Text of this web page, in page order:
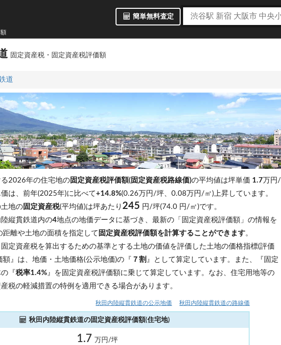
簡単無料査定
固定資産税・固定資産税評価額
道
2026年の住宅地の 固定資産税評価額(固定資産税路線価)の平均値は坪単価 1.7 万円/
は、前年(2025年)に比べて+14.8%(0.26万円/坪、0.08万円/㎡)上昇しています。
地の 固定資産税(平均値)は坪あたり245 円/坪(74.0 円/㎡)です。
縦貫鉄道内の4地点の地価データに基づき、最新の「固定資産税評価額」の情報を
離や土地の面積を指定して 固定資産税評価額を計算することができます。
固定資産税を算出するための基準とする土地の価値を評価した土地の価格指標(評価
』は、地価・土地価格(公示地価)の『 ７割 』として算定しています。また、『固定
『税率1.4%』を固定資産税評価額に乗じて算定しています。なお、住宅用地等の
税の軽減措置の特例を適用できる場合があります。
秋田内陸縦貫鉄道の公示地価 秋田内陸縦貫鉄道の路線価
秋田内陸縦貫鉄道の固定資産税評価額(住宅地)
1.7 万円/坪